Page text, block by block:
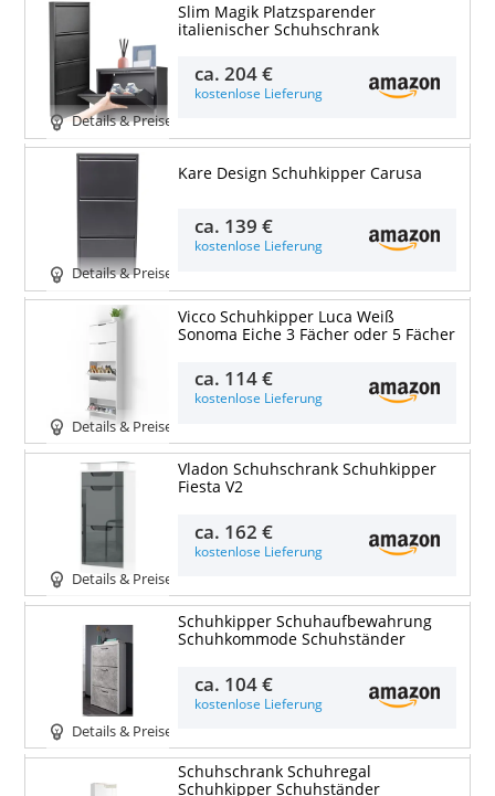
Details & Preise
Slim Magik Platzsparender
italienischer Schuhschrank
ca.204 €
kostenlose Lieferung
Details & Preise
Kare Design Schuhkipper Carusa
ca. 139 €
kostenlose Lieferung
Details & Preise
Vicco Schuhkipper Luca Weiß
Sonoma Eiche 3 Fächer oder 5 Fächer
ca. 114 €
kostenlose Lieferung
Details & Preise
Vladon Schuhschrank Schuhkipper
Fiesta V2
ca. 162 €
kostenlose Lieferung
Details & Preise
Schuhkipper Schuhaufbewahrung
Schuhkommode Schuhständer
ca. 104 €
kostenlose Lieferung
Schuhschrank Schuhregal
Schuhkipper Schuhständer